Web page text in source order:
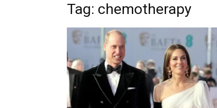
Tag: chemotherapy